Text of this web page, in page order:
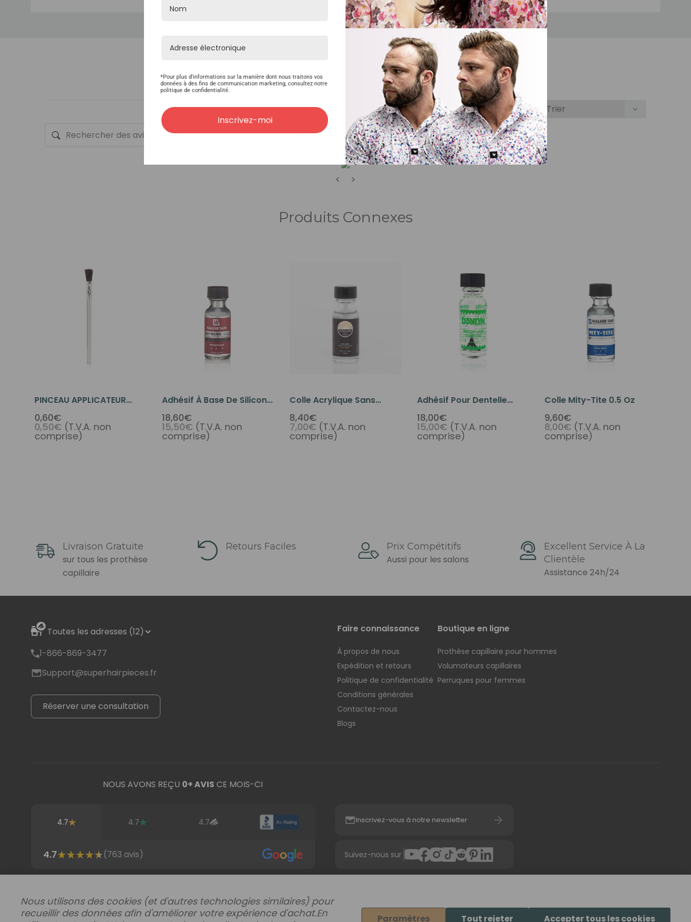
< >
Produits Connexes
PINCEAU APPLICATEUR
D'ADHÉSIF
0,60€
0,50€ (T.V.A. non
comprise)
Adhésif À Base De Silicone
À Tenue Extrême 0.5 Oz
18,60€
15,50€ (T.V.A. non
comprise)
Colle Acrylique Sans
Danger Pour La Peau
Sunshine - Pinceau À
Usage Quotidien Sur 0.5
8,40€
7,00€ (T.V.A. non
comprise)
Adhésif Pour Dentelle
Davlyn. #96T 1/2 Oz.
Pinceau Sur Impression
Verte
18,00€
15,00€ (T.V.A. non
comprise)
Colle Mity-Tite 0.5 Oz
9,60€
8,00€ (T.V.A. non
comprise)
Livraison Gratuite
sur tous les prothèse
capillaire
Retours Faciles Prix ​​compétitifs
Aussi pour les salons
Excellent Service À La
Clientèle
Assistance 24h/24
NOUS AVONS REÇU 0+ AVIS CE MOIS-CI
4.7 4.7 4.7
4.7 (763 avis)
Toutes les adresses (12)
1-866-869-3477
Support@superhairpieces.fr
Réserver une consultation
Faire connaissance
À propos de nous
Expédition et retours
Politique de confidentialité
Conditions générales
Contactez-nous
Blogs
Boutique en ligne
Prothèse capillaire pour hommes
Volumateurs capillaires
Perruques pour femmes
Inscrivez-vous à notre newsletter
Suivez-nous sur|
Nous utilisons des cookies (et d'autres technologies similaires) pour
recueillir des données afin d'améliorer votre expérience d'achat.En
Paramètres Tout rejeter Accepter tous les cookies
*Pour plus d'informations sur la manière dont nous traitons vos
données à des fins de communication marketing, consultez notre
politique de confidentialité.
Inscrivez-moi